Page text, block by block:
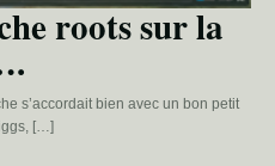
roots sur la
s’accordait bien avec un bon petit
[…]